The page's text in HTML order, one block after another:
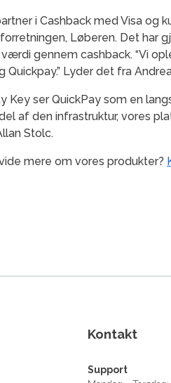
i Cashback med Visa
Løberen. Det har
gennem cashback. “Vi
Quickpay.” Lyder det fra
Key ser QuickPay som en
af den infrastruktur, vores
Stolc.
mere om vores produkter?
Kontakt
Support